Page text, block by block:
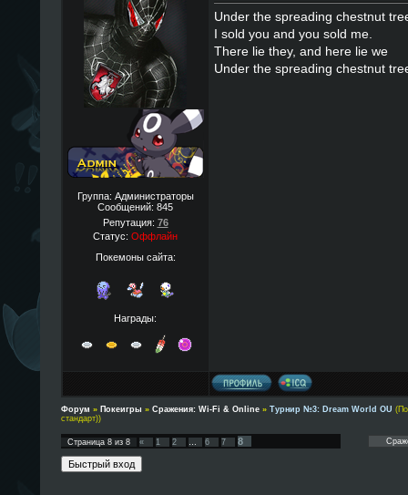
Группа: Администраторы
Сообщений: 845
Репутация: 76
Статус: Оффлайн
Покемоны сайта:
Награды:
Under the spreading chestnut
I sold you and you sold me.
There lie they, and here lie we
Under the spreading chestnut
Форум » Покеигры » Сражения: Wi-Fi & Online » Турнир №3: Dream World OU
стандарт))
Страница 8из 8 « 1 2 … 6 7 8